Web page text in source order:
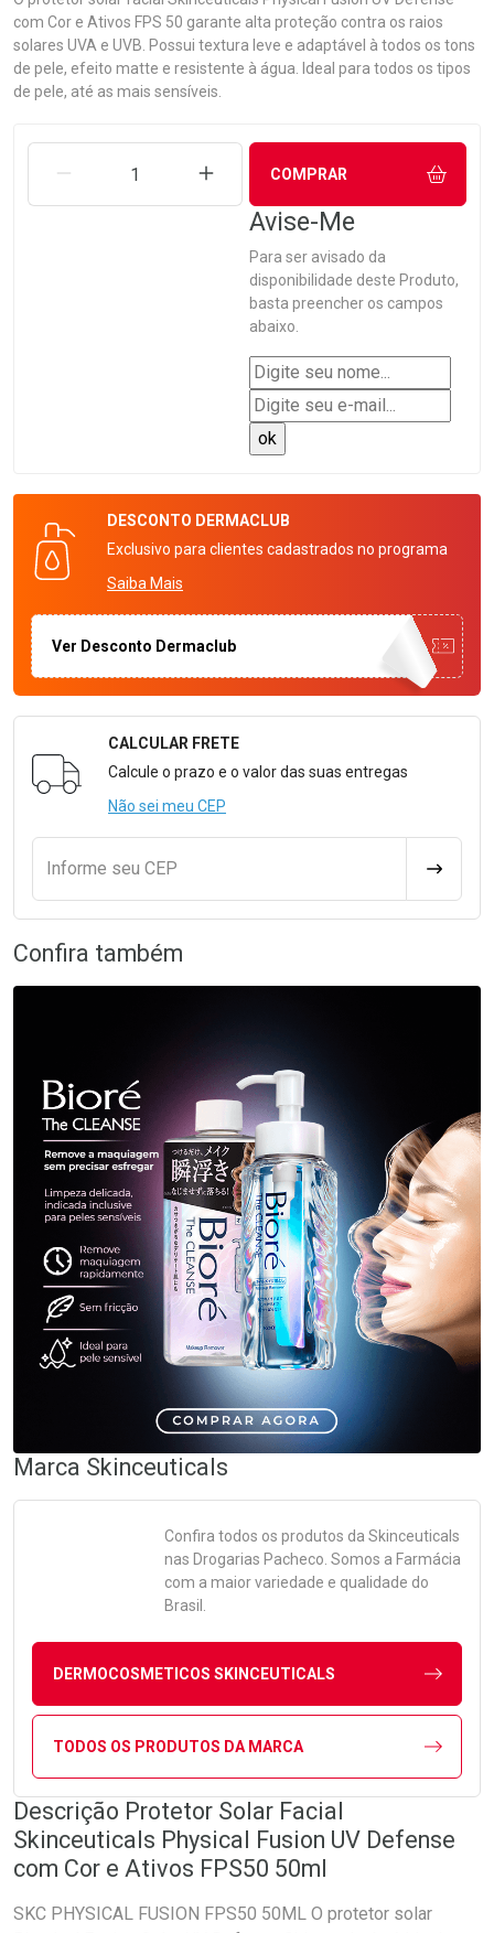
com Cor e Ativos FPS 50 garante alta proteção contra os raios
solares UVA e UVB. Possui textura leve e adaptável à todos os tons
de pele, efeito matte e resistente à água. Ideal para todos os tipos
de pele, até as mais sensíveis.
REMOVER UMA UNIDADEAUMENTAR UMA UNIDADE
COMPRAR
Avise-Me
Para ser avisado da
disponibilidade deste Produto,
basta preencher os campos
abaixo.
DESCONTO DERMACLUB
Exclusivo para clientes cadastrados no programa
Saiba Mais
Ver Desconto Dermaclub
Formulário para Calcular o Frete
CALCULAR FRETE
Calcule o prazo e o valor das suas entregas
Não sei meu CEP
Informe seu CEP
Confira também
Marca Skinceuticals
Confira todos os produtos da Skinceuticals
nas Drogarias Pacheco. Somos a Farmácia
com a maior variedade e qualidade do
Brasil.
DERMOCOSMETICOS SKINCEUTICALS
TODOS OS PRODUTOS DA MARCA
Descrição Protetor Solar Facial
Skinceuticals Physical Fusion UV Defense
com Cor e Ativos FPS50 50ml
SKC PHYSICAL FUSION FPS50 50ML O protetor solar